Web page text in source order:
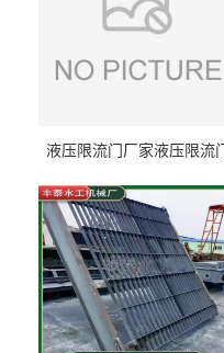
液压限流门厂家液压限流门
泰制造